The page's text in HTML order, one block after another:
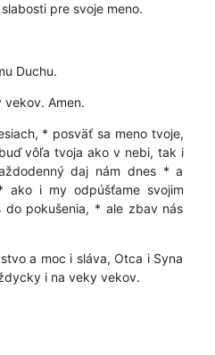
pre svoje meno.
Duchu.
Amen.
* posväť sa meno tvoje,
vôľa tvoja ako v nebi, tak i
daj nám dnes * a
ako i my odpúšťame svojim
pokušenia, * ale zbav nás
a moc i sláva, Otca i Syna
i na veky vekov.